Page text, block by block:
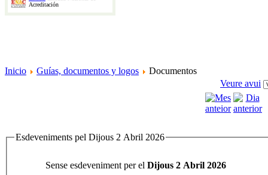
Acreditación
Inicio Guías, documentos y logos
Documentos
Veure avui
Esdeveniments pel Dijous 2 Abril 2026
Sense esdeveniment per el Dijous 2 Abril 2026